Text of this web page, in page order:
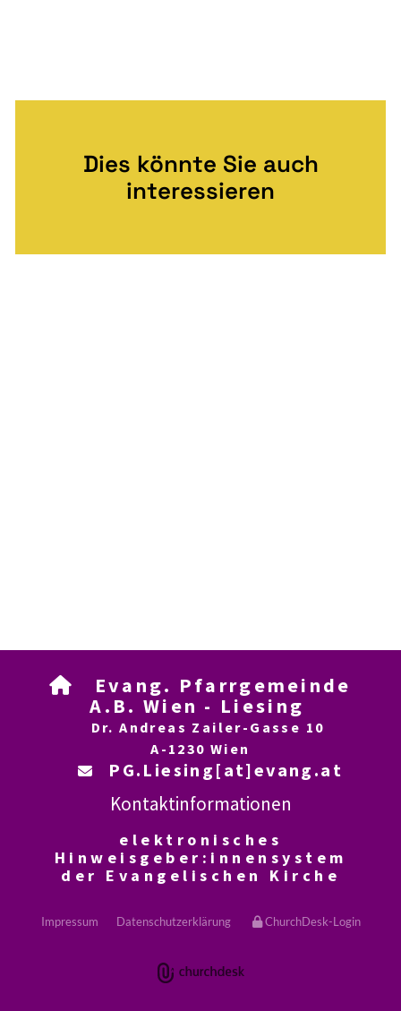
Dies könnte Sie auch
interessieren

Evang. Pfarrgemeinde
A.B. Wien - Liesing
Dr. Andreas Zailer-Gasse 10
A-1230 Wien
 PG.Liesing[at]evang.at
Kontaktinformationen
elektronisches
Hinweisgeber:innensystem
der Evangelischen Kirche
Impressum Datenschutzerklärung ChurchDesk-Login